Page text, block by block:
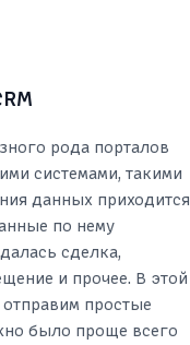
рода порталов
системами, такими
данных приходится
по нему
сделка,
и прочее. В этой
простые
было проще всего